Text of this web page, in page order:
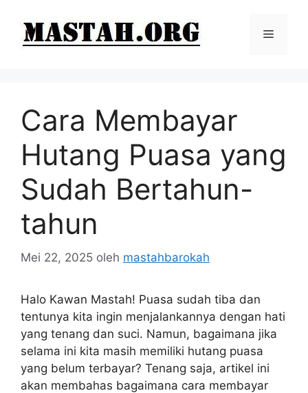
Menu
Cara Membayar
Hutang Puasa yang
Sudah Bertahun-
tahun
Mei 22, 2025 oleh mastahbarokah
Halo Kawan Mastah! Puasa sudah tiba dan
tentunya kita ingin menjalankannya dengan hati
yang tenang dan suci. Namun, bagaimana jika
selama ini kita masih memiliki hutang puasa
yang belum terbayar? Tenang saja, artikel ini
akan membahas bagaimana cara membayar